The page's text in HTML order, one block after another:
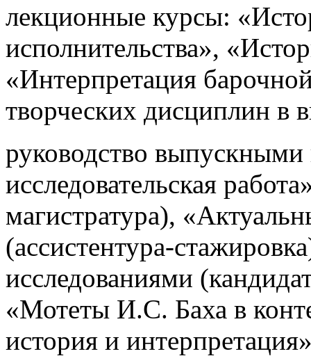
лекционные курсы:
исполнительства»,
«Интерпретация
творческих дисциплин в
руководство
исследовательская
магистратура),
(ассистентура-
исследованиями
«Мотеты И.С. Баха в
история и